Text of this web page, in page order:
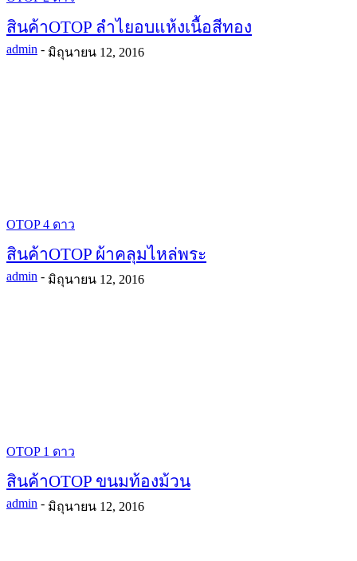
สินค้าOTOP ลำไยอบแห้งเนื้อสีทอง
admin - มิถุนายน 12, 2016
OTOP 4 ดาว
สินค้าOTOP ผ้าคลุมไหล่พระ
admin - มิถุนายน 12, 2016
OTOP 1 ดาว
สินค้าOTOP ขนมท้องม้วน
admin - มิถุนายน 12, 2016